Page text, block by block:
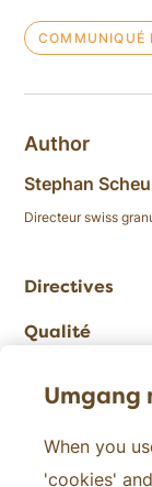
COMMUNIQUÉ
Author
Stephan
Directeur swiss
Directives
Qualité
Contact
Umgang
When you
'cookies'